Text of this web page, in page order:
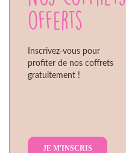
offerts
Inscrivez-vous pour
profiter de nos coffrets
gratuitement !
JE M'INSCRIS